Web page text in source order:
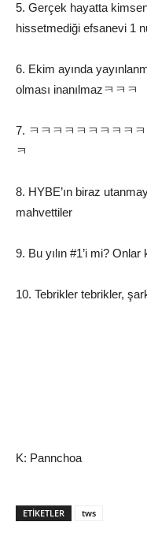
5. Gerçek hayatta
hissetmediği efsanevi 1
6. Ekim ayında
olması inanılmazㅋㅋㅋ
7. ㅋㅋㅋㅋㅋㅋㅋㅋㅋ
ㅋ
8. HYBE’ın biraz
mahvettiler
9. Bu yılın #1’i mi? Onlar
10. Tebrikler tebrikler,
K: Pannchoa
ETIKETLER tws